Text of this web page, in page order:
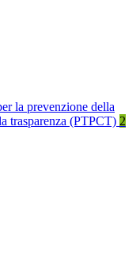
la prevenzione della
trasparenza (PTPCT) 2